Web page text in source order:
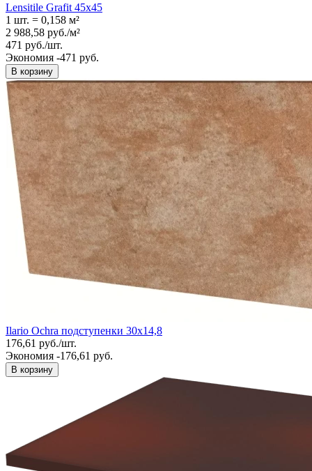
Lensitile Grafit 45x45
1 шт. = 0,158 м²
2 988,58 руб./м²
471 руб./шт.
Экономия -471 руб.
В корзину
Ilario Ochra подступенки 30х14,8
176,61 руб./шт.
Экономия -176,61 руб.
В корзину